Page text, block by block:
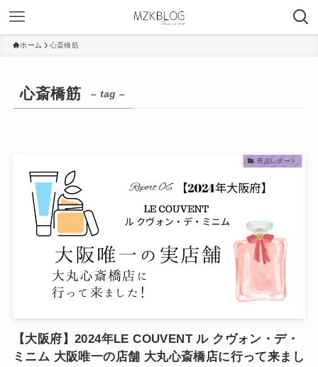
ホーム 心斎橋筋
心斎橋筋 – tag –
商品レポート
【大阪府】2024年LE COUVENT ル クヴォン・デ・
ミニム 大阪唯一の店舗 大丸心斎橋店に行って来まし